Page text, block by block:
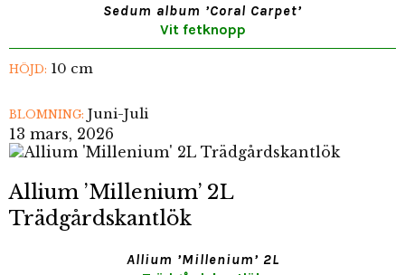
Sedum album ’Coral Carpet’
Vit fetknopp
HÖJD: 10 cm
BLOMNING: Juni-Juli
13 mars, 2026
Allium ’Millenium’ 2L
Trädgårdskantlök
Allium ’Millenium’ 2L